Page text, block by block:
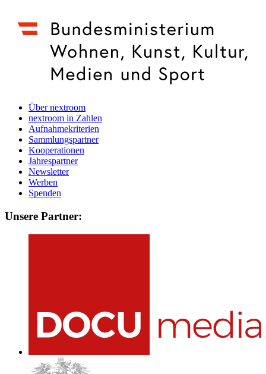
Über nextroom
nextroom in Zahlen
Aufnahmekriterien
Sammlungspartner
Kooperationen
Jahrespartner
Newsletter
Werben
Spenden
Unsere Partner: